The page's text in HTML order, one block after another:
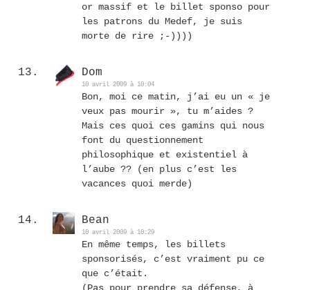
or massif et le billet sponso pour
les patrons du Medef, je suis
morte de rire ;-))))
Dom
10 avril 2009 à 10:04
Bon, moi ce matin, j’ai eu un « je
veux pas mourir », tu m’aides ?
Mais ces quoi ces gamins qui nous
font du questionnement
philosophique et existentiel à
l’aube ?? (en plus c’est les
vacances quoi merde)
Bean
10 avril 2009 à 10:29
En même temps, les billets
sponsorisés, c’est vraiment pu ce
que c’était.